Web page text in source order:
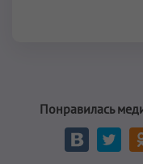
Понравилась